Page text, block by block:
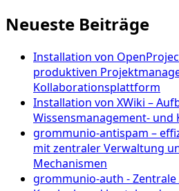
Neueste Beiträge
Installation von
produktiven
Kollaborationsplattform
Installation von XWiki –
Wissensmanagement-
grommunio-antispam –
mit zentraler Verwaltung
Mechanismen
grommunio-auth -